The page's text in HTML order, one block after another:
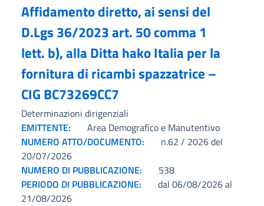
Affidamento diretto, ai sensi del
D.Lgs 36/2023 art. 50 comma 1
lett. b), alla Ditta hako Italia per la
fornitura di ricambi spazzatrice –
CIG BC73269CC7
Determinazioni dirigenziali
EMITTENTE:
Area Demografico e Manutentivo
NUMERO ATTO/DOCUMENTO:
n.62 / 2026 del
20/07/2026
NUMERO DI PUBBLICAZIONE:
538
PERIODO DI PUBBLICAZIONE:
dal 06/08/2026 al
21/08/2026